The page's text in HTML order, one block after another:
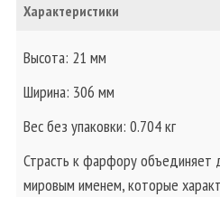
Характеристики
Высота: 21 мм
Ширина: 306 мм
Вес без упаковки: 0.704 кг
Страсть к фарфору объединяет
мировым именем, которые